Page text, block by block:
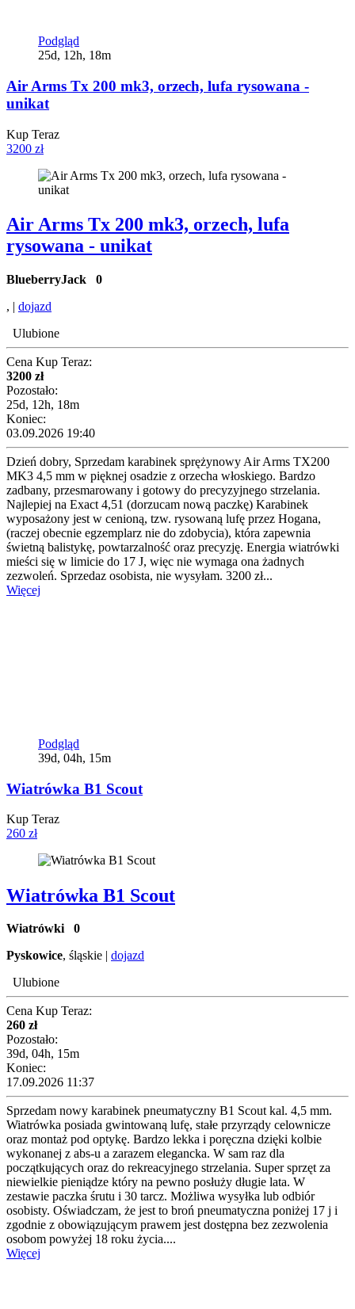
Podgląd
25d, 12h, 18m
Air Arms Tx 200 mk3, orzech, lufa rysowana -
unikat
Kup Teraz
3200 zł
Air Arms Tx 200 mk3, orzech, lufa
rysowana - unikat
BlueberryJack 0
, | dojazd
Ulubione
Cena Kup Teraz:
3200 zł
Pozostało:
25d, 12h, 18m
Koniec:
03.09.2026 19:40
Dzień dobry, Sprzedam karabinek sprężynowy Air Arms TX200
MK3 4,5 mm w pięknej osadzie z orzecha włoskiego. Bardzo
zadbany, przesmarowany i gotowy do precyzyjnego strzelania.
Najlepiej na Exact 4,51 (dorzucam nową paczkę) Karabinek
wyposażony jest w cenioną, tzw. rysowaną lufę przez Hogana,
(raczej obecnie egzemplarz nie do zdobycia), która zapewnia
świetną balistykę, powtarzalność oraz precyzję. Energia wiatrówki
mieści się w limicie do 17 J, więc nie wymaga ona żadnych
zezwoleń. Sprzedaz osobista, nie wysyłam. 3200 zł...
Więcej
Podgląd
39d, 04h, 15m
Wiatrówka B1 Scout
Kup Teraz
260 zł
Wiatrówka B1 Scout
Wiatrówki 0
Pyskowice, śląskie | dojazd
Ulubione
Cena Kup Teraz:
260 zł
Pozostało:
39d, 04h, 15m
Koniec:
17.09.2026 11:37
Sprzedam nowy karabinek pneumatyczny B1 Scout kal. 4,5 mm.
Wiatrówka posiada gwintowaną lufę, stałe przyrządy celownicze
oraz montaż pod optykę. Bardzo lekka i poręczna dzięki kolbie
wykonanej z abs-u a zarazem elegancka. W sam raz dla
początkujących oraz do rekreacyjnego strzelania. Super sprzęt za
niewielkie pieniądze który na pewno posłuży długie lata. W
zestawie paczka śrutu i 30 tarcz. Możliwa wysyłka lub odbiór
osobisty. Oświadczam, że jest to broń pneumatyczna poniżej 17 j i
zgodnie z obowiązującym prawem jest dostępna bez zezwolenia
osobom powyżej 18 roku życia....
Więcej